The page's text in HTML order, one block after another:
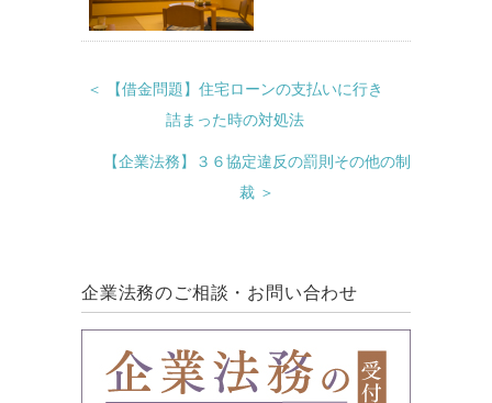
＜ 【借金問題】住宅ローンの支払いに行き
詰まった時の対処法
【企業法務】３６協定違反の罰則その他の制
裁 ＞
企業法務のご相談・お問い合わせ